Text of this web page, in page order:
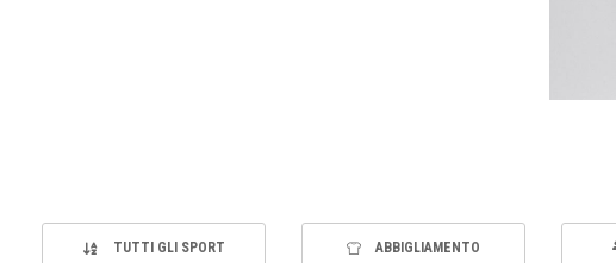
TUTTI GLI SPORT ABBIGLIAMENTO